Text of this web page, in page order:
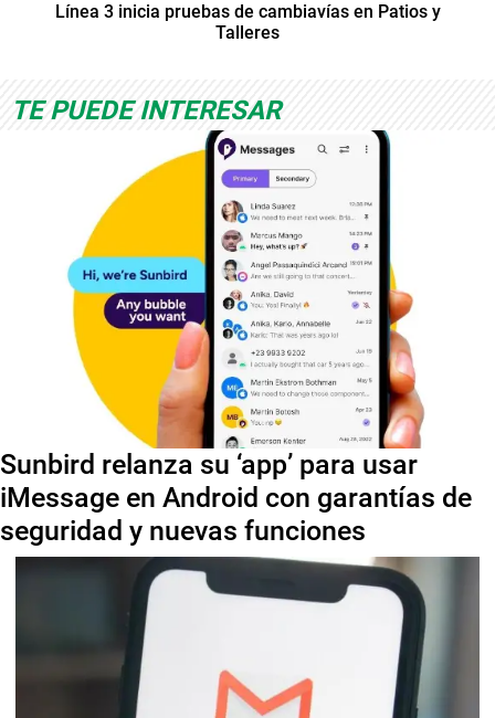
Línea 3 inicia pruebas de cambiavías en Patios y
Talleres
TE PUEDE INTERESAR
Sunbird relanza su ‘app’ para usar
iMessage en Android con garantías de
seguridad y nuevas funciones